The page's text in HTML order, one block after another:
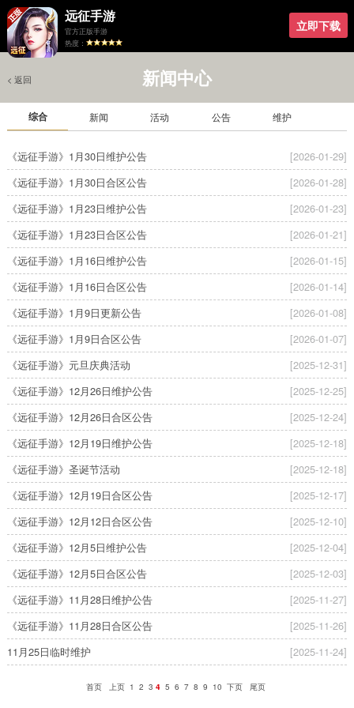
远征手游
官方正版手游
热度：
立即下载
新闻中心
< 返回
综合 新闻 活动 公告 维护
[2026-01-29]
《远征手游》1月30日维护公告
[2026-01-28]
《远征手游》1月30日合区公告
[2026-01-23]
《远征手游》1月23日维护公告
[2026-01-21]
《远征手游》1月23日合区公告
[2026-01-15]
《远征手游》1月16日维护公告
[2026-01-14]
《远征手游》1月16日合区公告
[2026-01-08]
《远征手游》1月9日更新公告
[2026-01-07]
《远征手游》1月9日合区公告
[2025-12-31]
《远征手游》元旦庆典活动
[2025-12-25]
《远征手游》12月26日维护公告
[2025-12-24]
《远征手游》12月26日合区公告
[2025-12-18]
《远征手游》12月19日维护公告
[2025-12-18]
《远征手游》圣诞节活动
[2025-12-17]
《远征手游》12月19日合区公告
[2025-12-10]
《远征手游》12月12日合区公告
[2025-12-04]
《远征手游》12月5日维护公告
[2025-12-03]
《远征手游》12月5日合区公告
[2025-11-27]
《远征手游》11月28日维护公告
[2025-11-26]
《远征手游》11月28日合区公告
[2025-11-24]
11月25日临时维护
首页 上页 1 2 3 4 5 6 7 8 9 10 下页 尾页